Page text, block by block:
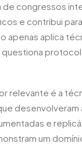
de congressos
e contribui
apenas aplica
relevante é a
e
um